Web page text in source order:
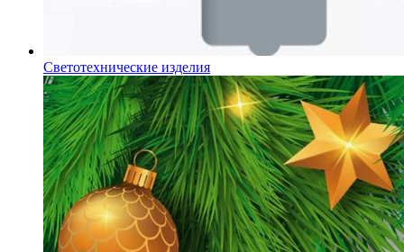
Светотехнические изделия